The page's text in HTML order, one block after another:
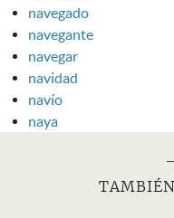
navegado
navegante
navegar
navidad
navío
naya